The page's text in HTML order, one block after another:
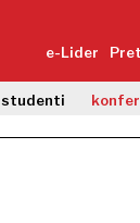
e-Lider
studenti